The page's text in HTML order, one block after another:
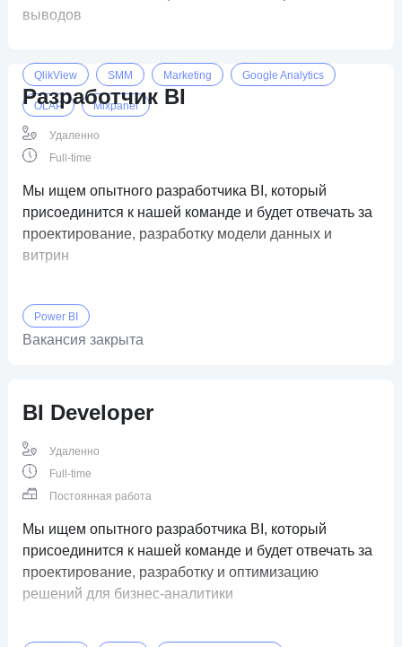
выводов
QlikView SMM Marketing Google Analytics
OLAP Mixpanel
Разработчик BI
Удаленно
Full-time
Мы ищем опытного разработчика BI, который
присоединится к нашей команде и будет отвечать за
проектирование, разработку модели данных и
витрин
Power BI
Вакансия закрыта
BI Developer
Удаленно
Full-time
Постоянная работа
Мы ищем опытного разработчика BI, который
присоединится к нашей команде и будет отвечать за
проектирование, разработку и оптимизацию
решений для бизнес-аналитики